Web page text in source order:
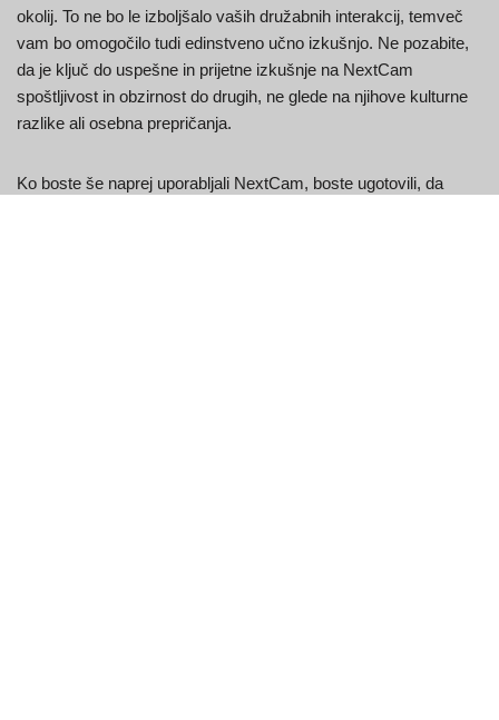
okolij. To ne bo le izboljšalo vaših družabnih interakcij, temveč
vam bo omogočilo tudi edinstveno učno izkušnjo. Ne pozabite,
da je ključ do uspešne in prijetne izkušnje na NextCam
spoštljivost in obzirnost do drugih, ne glede na njihove kulturne
razlike ali osebna prepričanja.
Ko boste še naprej uporabljali NextCam, boste ugotovili, da